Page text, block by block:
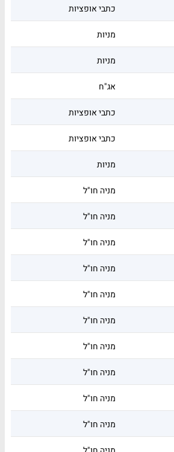
כתבי אופציות
מניות
מניות
אג"ח
כתבי אופציות
כתבי אופציות
מניות
מניה חו"ל
מניה חו"ל
מניה חו"ל
מניה חו"ל
מניה חו"ל
מניה חו"ל
מניה חו"ל
מניה חו"ל
מניה חו"ל
מניה חו"ל